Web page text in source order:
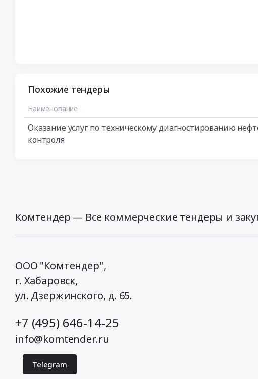
Похожие тендеры
Наименование
Оказание услуг по техническому диагностированию
контроля
Комтендер — Все коммерческие тендеры и
ООО "Комтендер",
г. Хабаровск,
ул. Дзержинского, д. 65.
+7 (495) 646-14-25
info@komtender.ru
Telegram